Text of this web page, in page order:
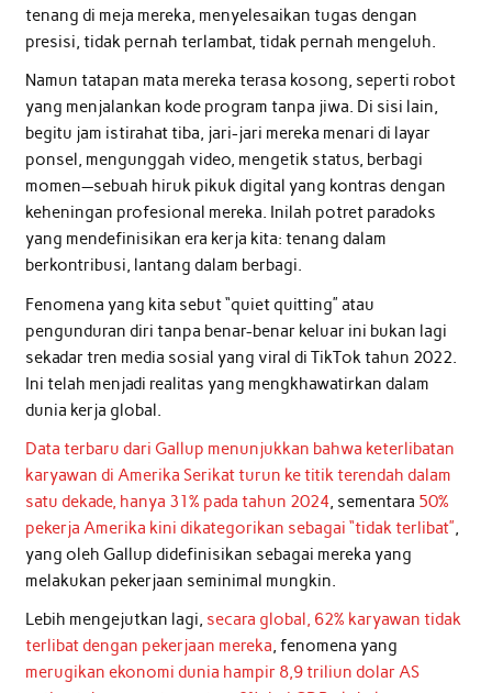
tenang di meja mereka, menyelesaikan tugas dengan
presisi, tidak pernah terlambat, tidak pernah mengeluh.
Namun tatapan mata mereka terasa kosong, seperti robot
yang menjalankan kode program tanpa jiwa. Di sisi lain,
begitu jam istirahat tiba, jari-jari mereka menari di layar
ponsel, mengunggah video, mengetik status, berbagi
momen—sebuah hiruk pikuk digital yang kontras dengan
keheningan profesional mereka. Inilah potret paradoks
yang mendefinisikan era kerja kita: tenang dalam
berkontribusi, lantang dalam berbagi.
Fenomena yang kita sebut “quiet quitting” atau
pengunduran diri tanpa benar-benar keluar ini bukan lagi
sekadar tren media sosial yang viral di TikTok tahun 2022.
Ini telah menjadi realitas yang mengkhawatirkan dalam
dunia kerja global.
Data terbaru dari Gallup menunjukkan bahwa keterlibatan
karyawan di Amerika Serikat turun ke titik terendah dalam
satu dekade, hanya 31% pada tahun 2024, sementara 50%
pekerja Amerika kini dikategorikan sebagai “tidak terlibat”,
yang oleh Gallup didefinisikan sebagai mereka yang
melakukan pekerjaan seminimal mungkin.
Lebih mengejutkan lagi, secara global, 62% karyawan tidak
terlibat dengan pekerjaan mereka, fenomena yang
merugikan ekonomi dunia hampir 8,9 triliun dolar AS